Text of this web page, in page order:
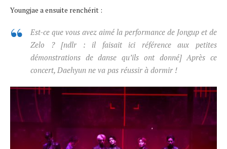
Youngjae a ensuite renchérit :
Est-ce que vous avez aimé la performance de Jongup et de
Zelo ? [ndlr : il faisait ici référence aux petites
démonstrations de danse qu’ils ont donné]Après ce
concert, Daehyun ne va pas réussir à dormir !